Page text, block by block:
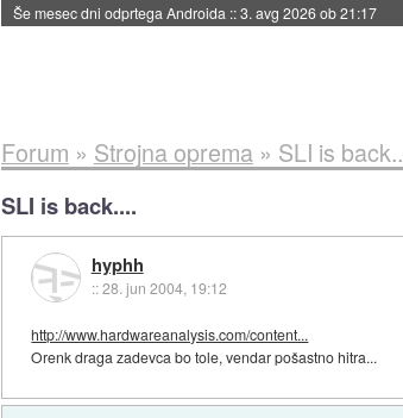
Še mesec dni odprtega Androida ::3. avg 2026 ob 21:17
Forum » Strojna oprema» SLI is
SLI is back....
hyphh
::28. jun 2004, 19:12
http://www.hardwareanalysis.com/content...
Orenk draga zadevca bo tole, vendar pošastno hitra...